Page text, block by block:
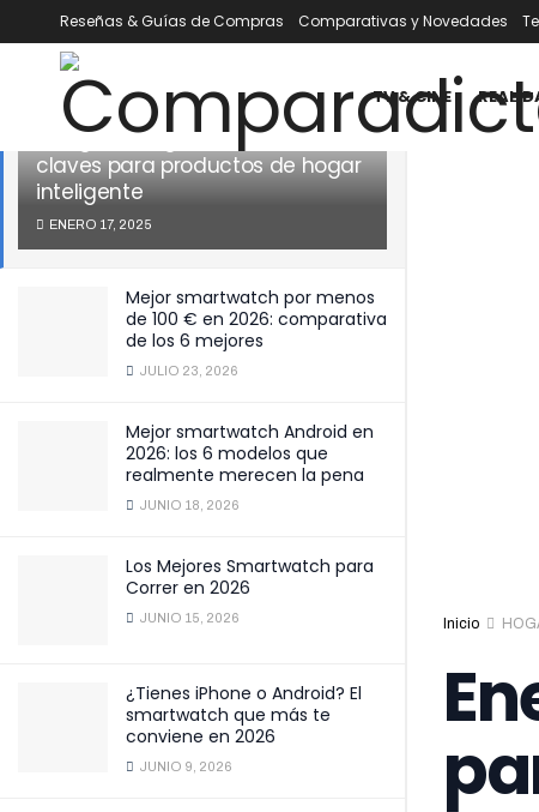
ÚLTIMOS TENDENCIA Filtrar
Energía inteligente en casa:
claves para productos de hogar
inteligente
ENERO 17, 2025
Mejor smartwatch por menos
de 100 € en 2026: comparativa
de los 6 mejores
JULIO 23, 2026
Mejor smartwatch Android en
2026: los 6 modelos que
realmente merecen la pena
JUNIO 18, 2026
Los Mejores Smartwatch para
Correr en 2026
JUNIO 15, 2026
¿Tienes iPhone o Android? El
smartwatch que más te
conviene en 2026
JUNIO 9, 2026
Reseñas & Guías de Compras Comparativas y Novedades
TV & CINE
Inicio